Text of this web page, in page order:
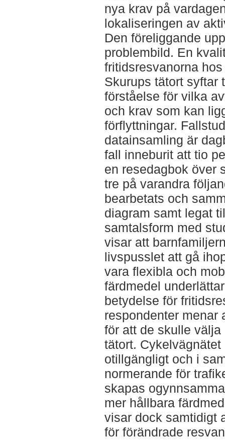
nya krav på
lokaliseringen av
Den föreliggande
problembild. En
fritidsresvanorna
Skurups tätort syftar
förståelse för vilka
och krav som kan
förflyttningar.
datainsamling är
fall inneburit att tio
en resedagbok över
tre på varandra
bearbetats och
diagram samt legat
samtalsform med
visar att
livspusslet att gå
vara flexibla och
färdmedel
betydelse för
respondenter menar
för att de skulle
tätort.
otillgängligt och i
normerande för
skapas
mer hållbara
visar dock samtidigt
för förändrade